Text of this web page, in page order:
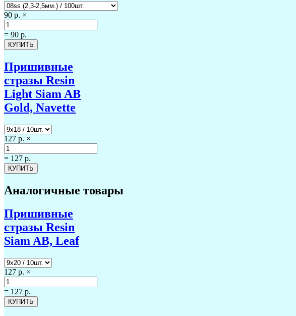
90 р. ×
= 90 р.
Пришивные
стразы Resin
Light Siam AB
Gold, Navette
127 р. ×
= 127 р.
Аналогичные товары
Пришивные
стразы Resin
Siam AB, Leaf
127 р. ×
= 127 р.